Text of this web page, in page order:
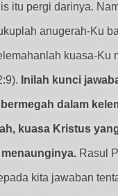
itu pergi darinya.
anugerah-Ku
kuasa-Ku
Inilah kunci
dalam
kuasa Kristus
Rasul
kita jawaban